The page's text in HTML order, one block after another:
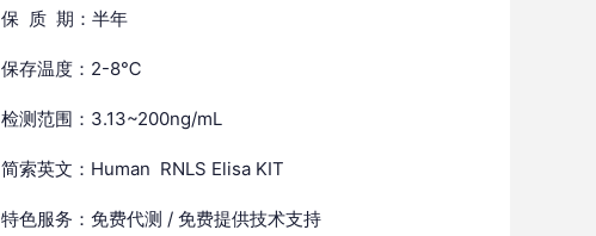
保 质 期：半年
保存温度：2-8℃
检测范围：3.13~200ng/mL
简索英文：Human RNLS Elisa KIT
特色服务：免费代测 / 免费提供技术支持